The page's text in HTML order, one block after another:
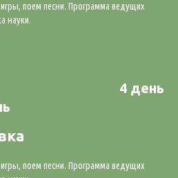
поем песни. Программа ведущих
науки.
4 день
поем песни. Программа ведущих